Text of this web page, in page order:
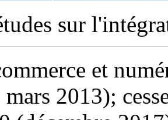
sur
et
2013);